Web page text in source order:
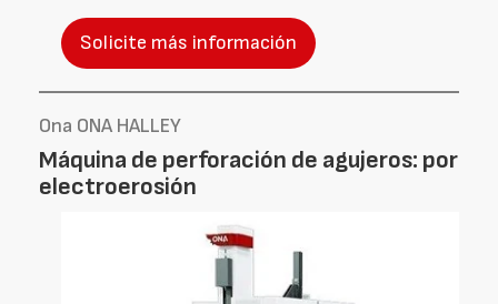
Solicite más información
Ona ONA HALLEY
Máquina de perforación de agujeros: por
electroerosión